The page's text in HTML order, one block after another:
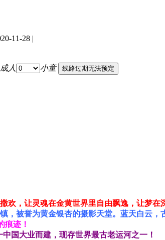
11-28 |
成人
小童
，让灵魂在金黄世界里自由飘逸，让梦在
被誉为黄金银杏的摄影天堂。蓝天白云，
痕迹！
国大业而建，现存世界最古老运河之一！